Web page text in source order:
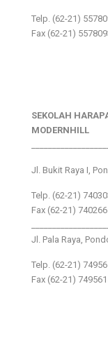
Telp. (62-21)
Fax (62-21)
SEKOLAH
MODERNHILL
Jl. Bukit Raya I,
Telp. (62-21)
Fax (62-21) 740266
Jl. Pala Raya,
Telp. (62-21)
Fax (62-21)